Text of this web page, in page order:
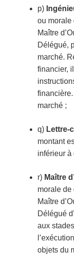
p)
ou morale
Maître
Délégué,
marché.
financier,
marché ;
q) Lettre-
montant
inférieur à
r) Maître
morale de
Maître
Délégué
aux
objets du